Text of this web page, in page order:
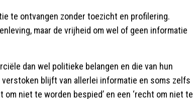
te ontvangen zonder toezicht en profilering.
maar de vrijheid om wel of geen informatie
dan wel politieke belangen en die van hun
blijft van allerlei informatie en soms zelfs
niet te worden bespied’ en een ‘recht om niet te